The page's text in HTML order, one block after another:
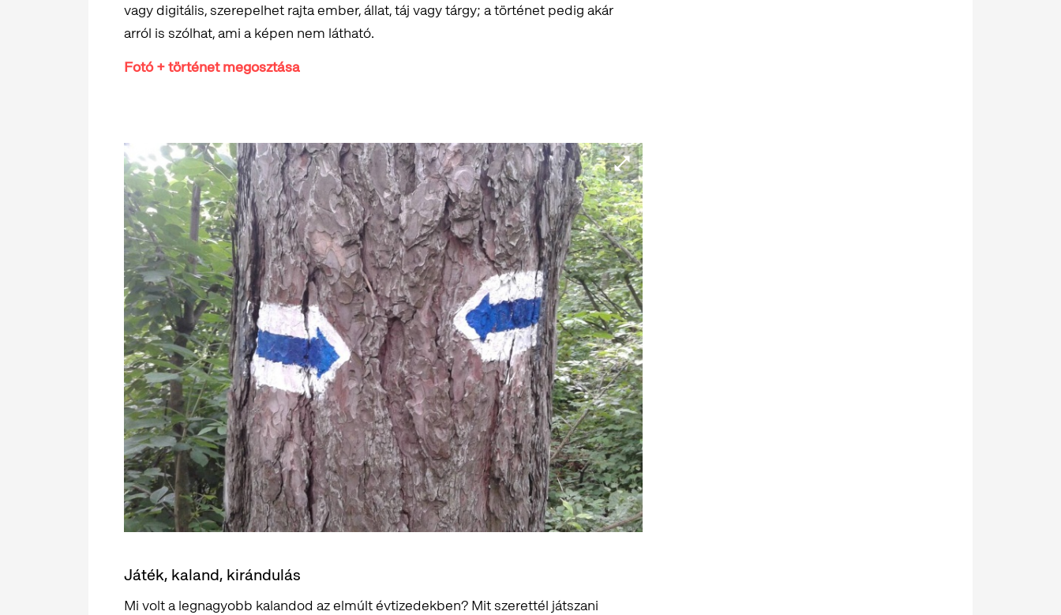
vagy digitális, szerepelhet rajta ember, állat, táj vagy tárgy; a történet pedig akár
arról is szólhat, ami a képen nem látható.
Fotó + történet megosztása
Játék, kaland, kirándulás
Mi volt a legnagyobb kalandod az elmúlt évtizedekben? Mit szerettél játszani